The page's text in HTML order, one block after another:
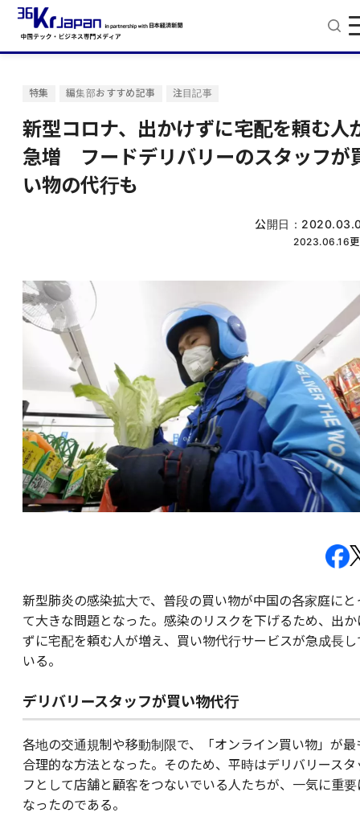
特集 編集部おすすめ記事 注目記事
新型コロナ、出かけずに宅配を頼む人
急増 フードデリバリーのスタッフが
い物の代行も
公開日：
2023.06.16
新型肺炎の感染拡大で、普段の買い物が中国の各家庭にと
て大きな問題となった。感染のリスクを下げるため、出か
ずに宅配を頼む人が増え、買い物代行サービスが急成長し
いる。
デリバリースタッフが買い物代行
各地の交通規制や移動制限で、「オンライン買い物」が最
合理的な方法となった。そのため、平時はデリバリースタ
フとして店舗と顧客をつないでいる人たちが、一気に重要
なったのである。